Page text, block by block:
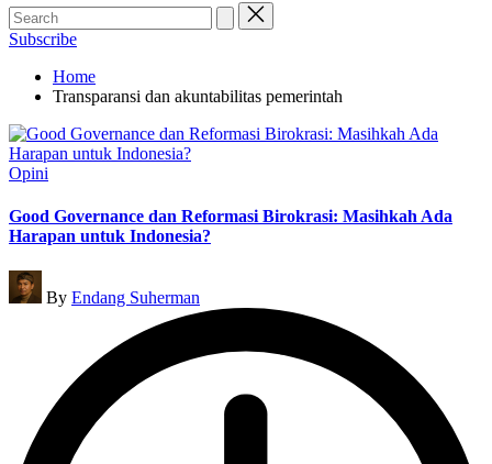
Search
for:
Subscribe
Home
Transparansi dan akuntabilitas pemerintah
Posted
Opini
Good Governance dan Reformasi Birokrasi: Masihkah Ada
Harapan untuk Indonesia?
Posted
by
By Endang Suherman